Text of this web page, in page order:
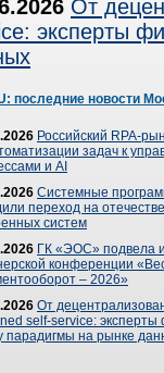
От
эксперты
последние новости
Российский RPA-
задач к
и AI
Системные
переход на
систем
ГК «ЭОС» подвела
конференции
– 2026»
От
self-service: эксперты
парадигмы на рынке